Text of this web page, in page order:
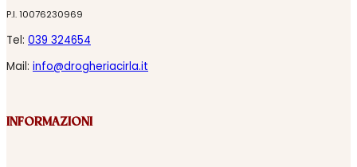
P.I. 10076230969
Tel: 039 324654
Mail: info@drogheriacirla.it
INFORMAZIONI